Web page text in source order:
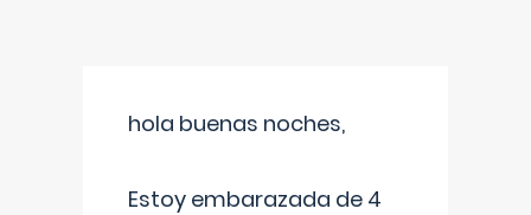
hola buenas noches,
Estoy embarazada de 4